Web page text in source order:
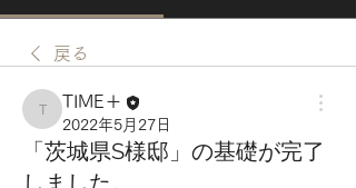
戻る
TIME＋
TIME＋
2022年5月27日
「茨城県S様邸」の基礎が完了
しました。